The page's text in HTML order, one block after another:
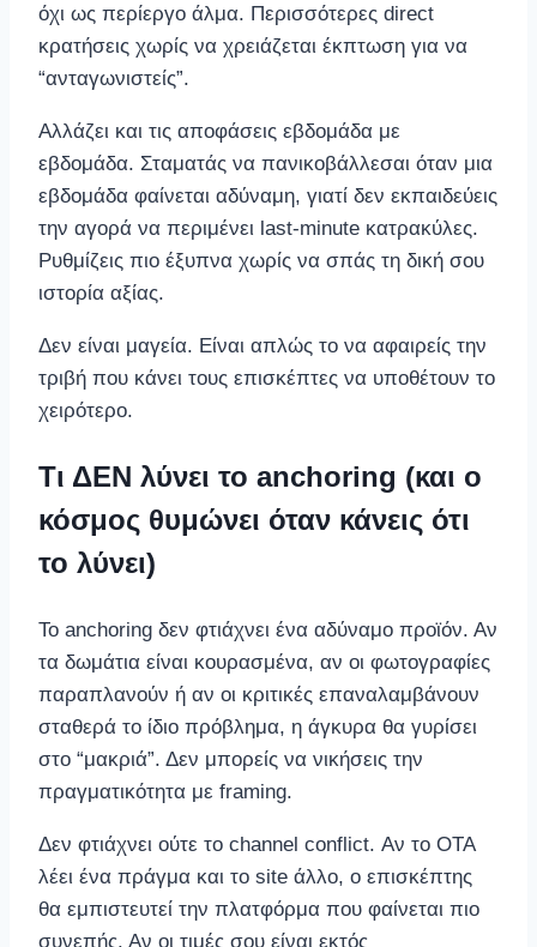
όχι ως περίεργο άλμα. Περισσότερες direct
κρατήσεις χωρίς να χρειάζεται έκπτωση για να
“ανταγωνιστείς”.
Αλλάζει και τις αποφάσεις εβδομάδα με
εβδομάδα. Σταματάς να πανικοβάλλεσαι όταν μια
εβδομάδα φαίνεται αδύναμη, γιατί δεν εκπαιδεύεις
την αγορά να περιμένει last-minute κατρακύλες.
Ρυθμίζεις πιο έξυπνα χωρίς να σπάς τη δική σου
ιστορία αξίας.
Δεν είναι μαγεία. Είναι απλώς το να αφαιρείς την
τριβή που κάνει τους επισκέπτες να υποθέτουν το
χειρότερο.
Τι ΔΕΝ λύνει το anchoring (και ο
κόσμος θυμώνει όταν κάνεις ότι
το λύνει)
Το anchoring δεν φτιάχνει ένα αδύναμο προϊόν. Αν
τα δωμάτια είναι κουρασμένα, αν οι φωτογραφίες
παραπλανούν ή αν οι κριτικές επαναλαμβάνουν
σταθερά το ίδιο πρόβλημα, η άγκυρα θα γυρίσει
στο “μακριά”. Δεν μπορείς να νικήσεις την
πραγματικότητα με framing.
Δεν φτιάχνει ούτε το channel conflict. Αν το OTA
λέει ένα πράγμα και το site άλλο, ο επισκέπτης
θα εμπιστευτεί την πλατφόρμα που φαίνεται πιο
συνεπής. Αν οι τιμές σου είναι εκτός